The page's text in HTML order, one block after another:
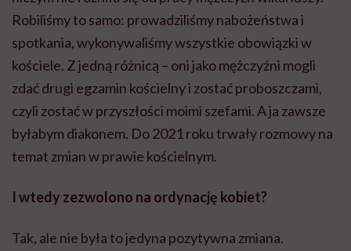
Robiliśmy to samo: prowadziliśmy nabożeństwa i
spotkania, wykonywaliśmy wszystkie obowiązki w
kościele. Z jedną różnicą – oni jako mężczyźni mogli
zdać drugi egzamin kościelny i zostać proboszczami,
czyli zostać w przyszłości moimi szefami. A ja zawsze
byłabym diakonem. Do 2021 roku trwały rozmowy na
temat zmian w prawie kościelnym.
I wtedy zezwolono na ordynację kobiet?
Tak, ale nie była to jedyna pozytywna zmiana.